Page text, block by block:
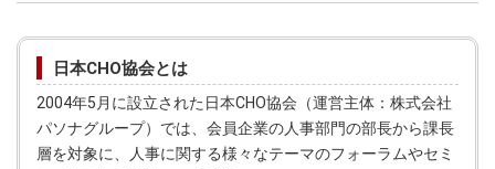
日本CHO協会とは
2004年5月に設立された日本CHO協会（運営主体：株式会社
パソナグループ）では、会員企業の人事部門の部長から課長
層を対象に、人事に関する様々なテーマのフォーラムやセミ